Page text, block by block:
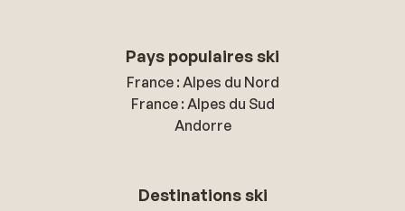
Pays populaires ski
France : Alpes du Nord
France : Alpes du Sud
Andorre
Destinations ski